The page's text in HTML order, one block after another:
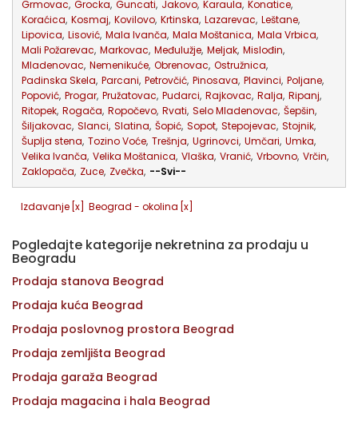
Grmovac, Grocka, Guncati, Jakovo, Karaula, Konatice,
Koraćica, Kosmaj, Kovilovo, Krtinska, Lazarevac, Leštane,
Lipovica, Lisović, Mala Ivanča, Mala Moštanica, Mala Vrbica,
Mali Požarevac, Markovac, Međulužje, Meljak, Mislođin,
Mladenovac, Nemenikuće, Obrenovac, Ostružnica,
Padinska Skela, Parcani, Petrovčić, Pinosava, Plavinci, Poljane,
Popović, Progar, Pružatovac, Pudarci, Rajkovac, Ralja, Ripanj,
Ritopek, Rogača, Ropočevo, Rvati, Selo Mladenovac, Šepšin,
Šiljakovac, Slanci, Slatina, Šopić, Sopot, Stepojevac, Stojnik,
Šuplja stena, Tozino Voće, Trešnja, Ugrinovci, Umčari, Umka,
Velika Ivanča, Velika Moštanica, Vlaška, Vranić, Vrbovno, Vrčin,
Zaklopača, Zuce, Zvečka, --Svi--
Izdavanje [x] Beograd - okolina [x]
Pogledajte kategorije nekretnina za prodaju u
Beogradu
Prodaja stanova Beograd
Prodaja kuća Beograd
Prodaja poslovnog prostora Beograd
Prodaja zemljišta Beograd
Prodaja garaža Beograd
Prodaja magacina i hala Beograd